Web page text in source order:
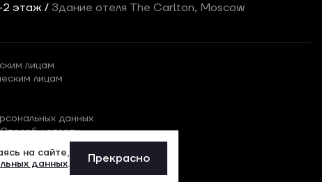
2 этаж /Здание отеля The Carlton, Moscow
лицам
лицам
данных
Способы оплаты
на сайте,
данных. Прекрасно